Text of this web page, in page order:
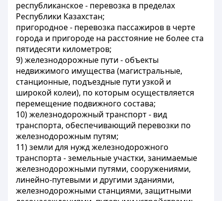
республиканское- перевозка в пределах
Республики Казахстан;
пригородное- перевозка пассажиров в черте
города и пригороде на расстояние не более ста
пятидесяти километров;
9)железнодорожные пути - объекты
недвижимого имущества (магистральные,
станционные, подъездные пути узкой и
широкой колеи), по которым осуществляется
перемещение подвижного состава;
10)железнодорожный транспорт- вид
транспорта, обеспечивающий перевозки по
железнодорожным путям;
11)земли для нужд железнодорожного
транспорта - земельные участки, занимаемые
железнодорожными путями, сооружениями,
линейно-путевыми и другими зданиями,
железнодорожными станциями, защитными